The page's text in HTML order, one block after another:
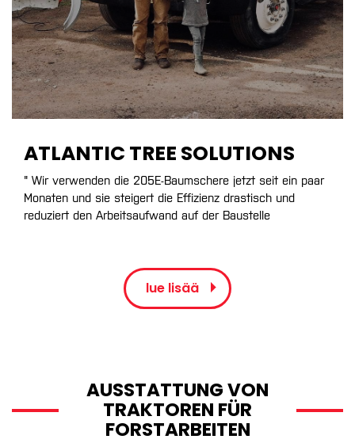
ATLANTIC TREE SOLUTIONS
" Wir verwenden die 205E-Baumschere jetzt seit ein paar
Monaten und sie steigert die Effizienz drastisch und
reduziert den Arbeitsaufwand auf der Baustelle
lue lisää
AUSSTATTUNG VON
TRAKTOREN FÜR
FORSTARBEITEN